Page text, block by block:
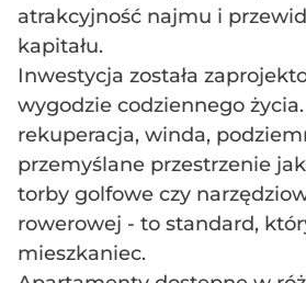
atrakcyjność najmu i
kapitału.
Inwestycja została
wygodzie codziennego
rekuperacja, winda,
przemyślane przestrzenie
torby golfowe czy
rowerowej - to standard,
mieszkaniec.